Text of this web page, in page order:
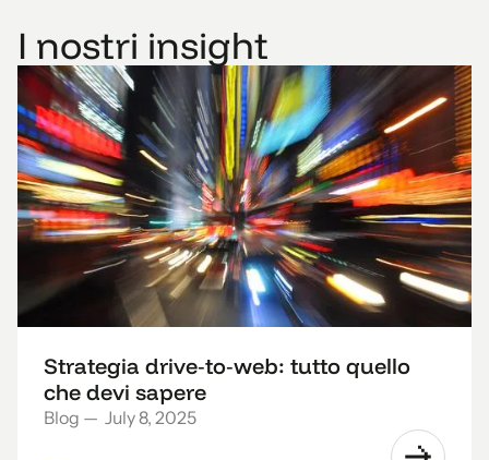
I nostri insight
Strategia drive‑to‑web: tutto quello
che devi sapere
Blog — July 8, 2025